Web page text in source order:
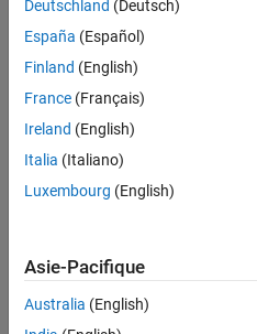
Deutschland (Deutsch)
España (Español)
Finland (English)
France (Français)
Ireland (English)
Italia (Italiano)
Luxembourg (English)
Asie-Pacifique
Australia (English)